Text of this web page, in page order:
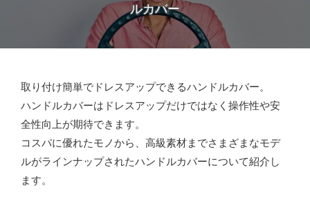
ルカバー
取り付け簡単でドレスアップできるハンドルカバー。
ハンドルカバーはドレスアップだけではなく操作性や安
全性向上が期待できます。
コスパに優れたモノから、高級素材までさまざまなモデ
ルがラインナップされたハンドルカバーについて紹介し
ます。